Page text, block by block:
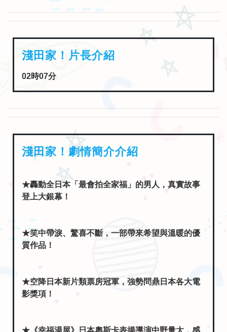
02時07分
淺田家！劇情簡介介紹
★轟動全日本「最會拍全家福」的男人，真實故事
登上大銀幕！
質作品！